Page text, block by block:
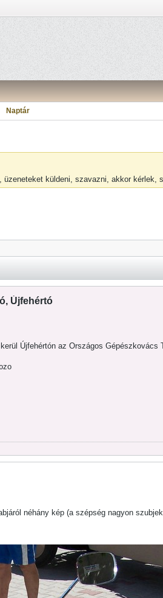
Naptár
küldeni, szavazni, akkor kérlek,
Újfehértó
Újfehértón az Országos
néhány kép (a szépség nagyon